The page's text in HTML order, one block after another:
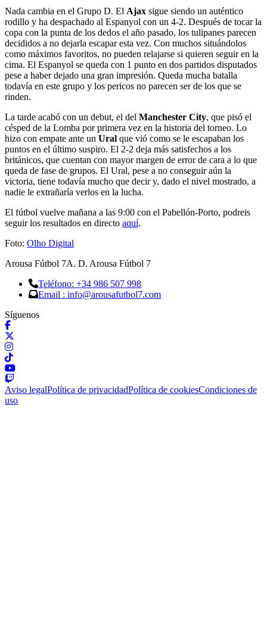
Nada cambia en el Grupo D. El Ajax sigue siendo un auténtico
rodillo y ha despachado al Espanyol con un 4-2. Después de tocar la
copa con la punta de los dedos el año pasado, los tulipanes parecen
decididos a no dejarla escapar esta vez. Con muchos situándolos
como máximos favoritos, no pueden relajarse si quieren seguir en la
cima. El Espanyol se queda con 1 punto en dos partidos disputados
pese a haber dejado una gran impresión. Queda mucha batalla
todavía en este grupo y los pericos no parecen ser de los que se
rinden.
La tarde acabó con un debut, el del Manchester City, que pisó el
césped de la Lomba por primera vez en la historia del torneo. Lo
hizo con empate ante un Ural que vió como se le escapaban los
puntos en el último suspiro. El 2-2 deja más satisfechos a los
británicos, que cuentan con mayor margen de error de cara a lo que
queda de fase de grupos. El Ural, pese a no conseguir aún la
victoria, tiene todavía mucho que decir y, dado el nivel mostrado, a
nadie le extrañaría verlos en la lucha.
El fútbol vuelve mañana a las 9:00 con el Pabellón-Porto, podreis
seguir los resultados en directo aquí.
Foto: Olho Digital
Arousa Fútbol 7A. D. Arousa Fútbol 7
Teléfono: +34 986 507 998
Email : info@arousafutbol7.com
Síguenos
Aviso legalPolítica de privacidadPolítica de cookiesCondiciones de
uso